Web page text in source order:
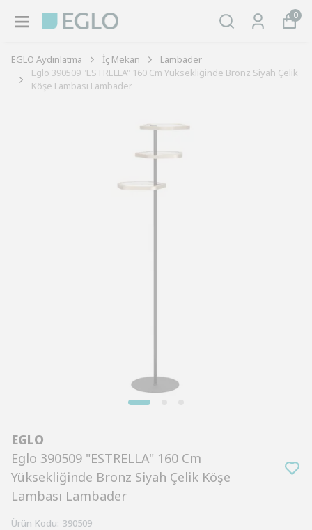
0
EGLO Aydınlatma İç Mekan
Lambader
Eglo 390509 "ESTRELLA" 160 Cm Yüksekliğinde Bronz Siyah Çelik
Köşe Lambası Lambader
EGLO
Eglo 390509 "ESTRELLA" 160 Cm
Yüksekliğinde Bronz Siyah Çelik Köşe
Lambası Lambader
Ürün Kodu: 390509